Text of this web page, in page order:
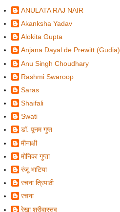
ANULATA RAJ NAIR
Akanksha Yadav
Alokita Gupta
Anjana Dayal de Prewitt (Gudia)
Anu Singh Choudhary
Rashmi Swaroop
Saras
Shaifali
Swati
डॉ. पूनम गुप्त
मीनाक्षी
मोनिका गुप्ता
रंजू भाटिया
रचना त्रिपाठी
रचना
रेखा श्रीवास्तव